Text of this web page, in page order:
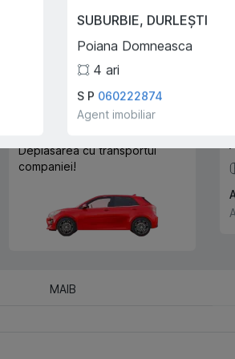
să
apartament în
Deplasarea cu transportul
companiei!
MAIB
SUBURBIE, DURLEȘTI
Poiana Domneasca
4 ari
S P 060222874
Agent imobiliar